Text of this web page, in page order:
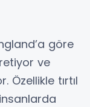
göre
ve
Özellikle tırtıl